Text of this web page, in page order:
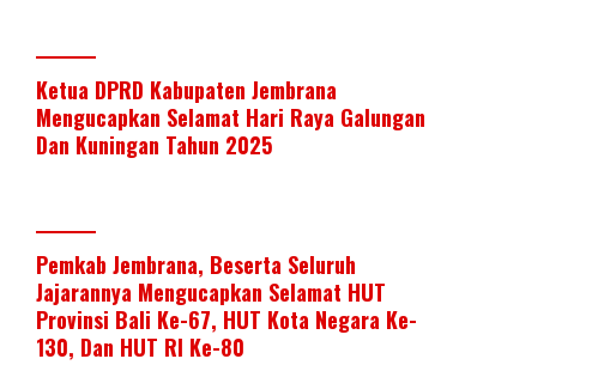
Ketua DPRD Kabupaten Jembrana
Mengucapkan Selamat Hari Raya Galungan
Dan Kuningan Tahun 2025
Pemkab Jembrana, Beserta Seluruh
Jajarannya Mengucapkan Selamat HUT
Provinsi Bali Ke-67, HUT Kota Negara Ke-
130, Dan HUT RI Ke-80